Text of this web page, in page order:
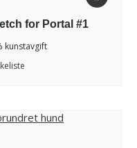
for Portal #1
kunstavgift